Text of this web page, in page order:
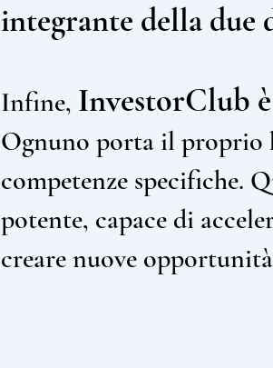
integrante della due
Infine, InvestorClub
Ognuno porta il proprio
competenze specifiche.
potente, capace di
creare nuove